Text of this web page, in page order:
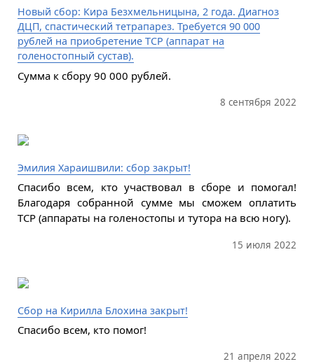
Новый сбор: Кира Безхмельницына, 2 года. Диагноз
ДЦП, спастический тетрапарез. Требуется 90 000
рублей на приобретение ТСР (аппарат на
голеностопный сустав).
Сумма к сбору 90 000 рублей.
8 сентября 2022
Эмилия Хараишвили: сбор закрыт!
Спасибо всем, кто участвовал в сборе и помогал!
Благодаря собранной сумме мы сможем оплатить
ТСР (аппараты на голеностопы и тутора на всю ногу).
15 июля 2022
Сбор на Кирилла Блохина закрыт!
Спасибо всем, кто помог!
21 апреля 2022